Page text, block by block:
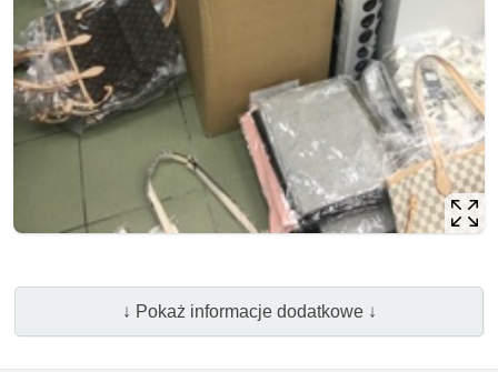
↓ Pokaż informacje dodatkowe ↓